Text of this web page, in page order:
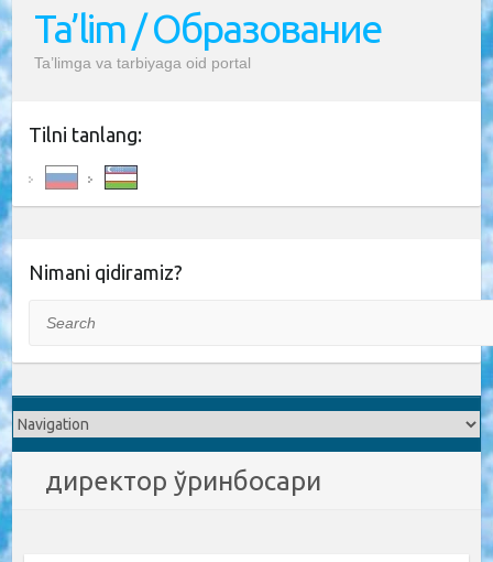
Ta’lim / Образование
Ta’limga va tarbiyaga oid portal
Tilni tanlang:
Nimani qidiramiz?
директор ўринбосари